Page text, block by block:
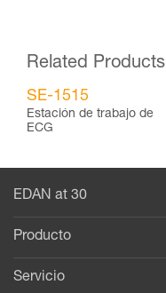
Related Products
SE-1515
Estación de trabajo de
ECG
EDAN at 30
Producto
Servicio